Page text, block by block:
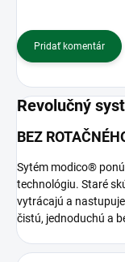
Pridať komentár
Revolučný
BEZ
Sytém modico®
technológiu. Staré
vytrácajú a
čistú, jednoduchú a